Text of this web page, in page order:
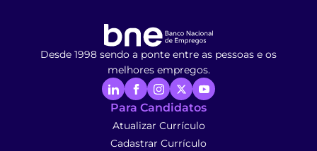
Desde 1998 sendo a ponte entre as pessoas e os
melhores empregos.
Para Candidatos
Atualizar Currículo
Cadastrar Currículo